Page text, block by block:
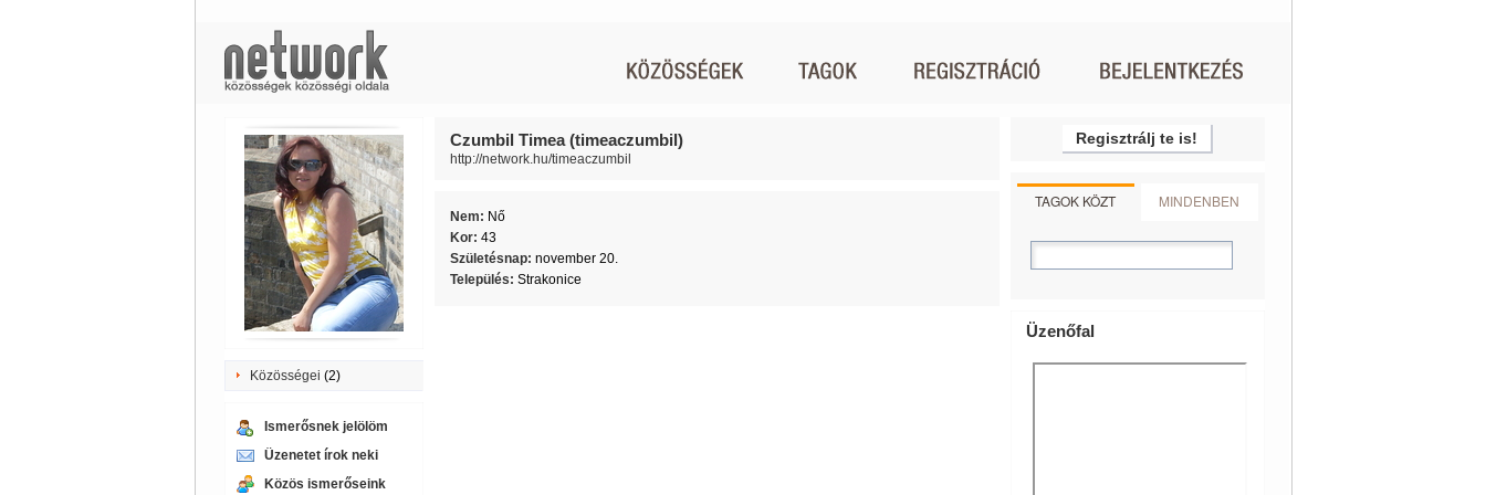
Közösségei (2)
Ismerősnek jelölöm
Üzenetet írok neki
Közös ismerőseink
Czumbil Timea (timeaczumbil)
http://network.hu/timeaczumbil
Nem: Nő
Kor: 43
Születésnap: november 20.
Település: Strakonice
Regisztrálj te is!
TAGOK KÖZT MINDENBEN
Üzenőfal